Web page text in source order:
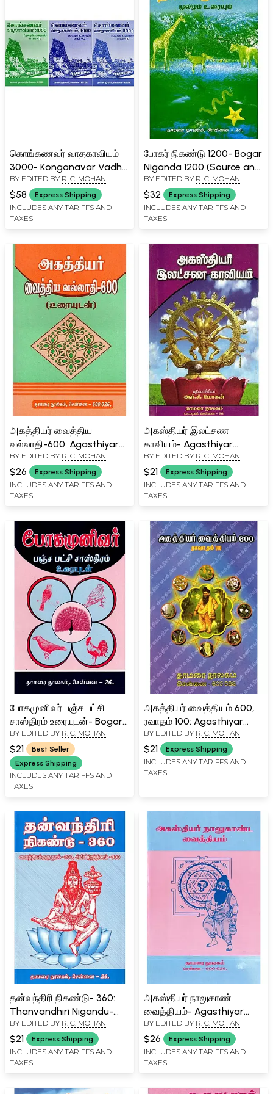
கொங்கணவர் வாதகாவியம்
3000- Konganavar Vadha
Kavyam 3000: Source and
Text (Set of 3 Volumes in
Tamil)
BY EDITED BY R. C. MOHAN
$58 Express Shipping
INCLUDES ANY TARIFFS AND
TAXES
போகர் நிகண்டு 1200- Bogar
Niganda 1200 (Source and
Text in Tamil)
BY EDITED BY R. C. MOHAN
$32 Express Shipping
INCLUDES ANY TARIFFS AND
TAXES
அகத்தியர் வைத்திய
வல்லாதி-600: Agasthiyar
Vaithiya Vallathi-600 with
Text (Tamil)
BY EDITED BY R. C. MOHAN
$26 Express Shipping
INCLUDES ANY TARIFFS AND
TAXES
அகஸ்தியர் இலட்சண
காவியம்- Agasthiyar
Ilatcana Kavyam (Tamil)
BY EDITED BY R. C. MOHAN
$21 Express Shipping
INCLUDES ANY TARIFFS AND
TAXES
போகமுனிவர் பஞ்ச பட்சி
சாஸ்திரம் உரையுடன்- Bogar
Munivar Pancha Pakshi
Shastra with Text (Tamil)
BY EDITED BY R. C. MOHAN
$21
Best Seller
Express Shipping
INCLUDES ANY TARIFFS AND
TAXES
அகத்தியர் வைத்தியம் 600,
ரவாதம் 100: Agasthiyar
Vaidya 600, Alchemy 100
(Tamil)
BY EDITED BY R. C. MOHAN
$21 Express Shipping
INCLUDES ANY TARIFFS AND
TAXES
தன்வந்திரி நிகண்டு- 360:
Thanvandhiri Nigandu-
360 (Tamil)
BY EDITED BY R. C. MOHAN
$21 Express Shipping
INCLUDES ANY TARIFFS AND
TAXES
அகஸ்தியர் நாலுகாண்ட
வைத்தியம்- Agasthiyar
Kalukanda Remedies
(Tamil)
BY EDITED BY R. C. MOHAN
$26 Express Shipping
INCLUDES ANY TARIFFS AND
TAXES